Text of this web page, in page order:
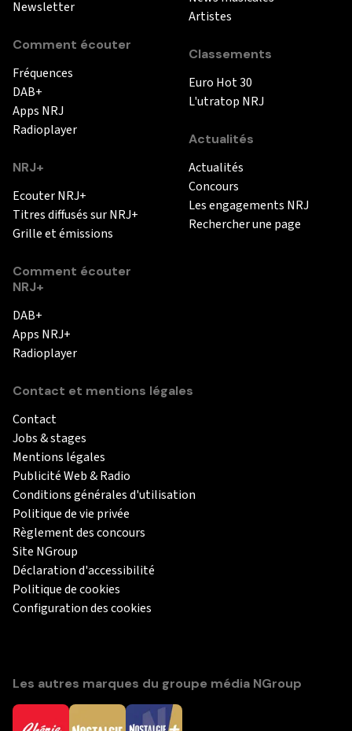
Newsletter
Comment écouter
Fréquences
DAB+
Apps NRJ
Radioplayer
NRJ+
Ecouter NRJ+
Titres diffusés sur NRJ+
Grille et émissions
Comment écouter
NRJ+
DAB+
Apps NRJ+
Radioplayer
Artistes
Classements
Euro Hot 30
L'utratop NRJ
Actualités
Actualités
Concours
Les engagements NRJ
Rechercher une page
Contact et mentions légales
Contact
Jobs & stages
Mentions légales
Publicité Web & Radio
Conditions générales d'utilisation
Politique de vie privée
Règlement des concours
Site NGroup
Déclaration d'accessibilité
Politique de cookies
Configuration des cookies
Les autres marques du groupe média NGroup